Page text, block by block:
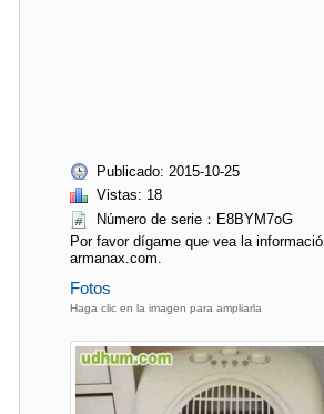
Publicado: 2015-10-25
Vistas: 18
Número de serie：E8BYM7oG
Por favor dígame que vea la
armanax.com.
Fotos
Haga clic en la imagen para ampliarla